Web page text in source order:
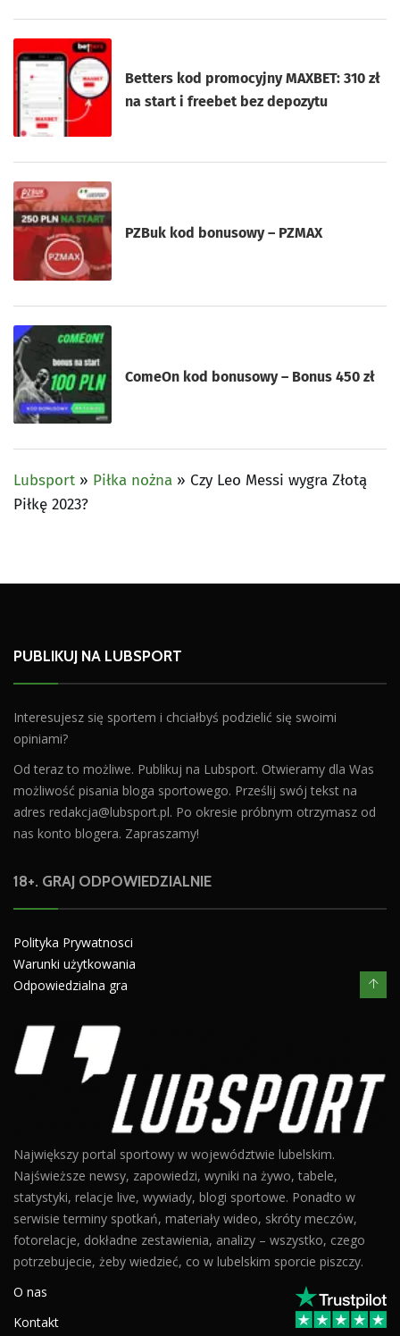
Betters kod promocyjny MAXBET: 310 zł
na start i freebet bez depozytu
PZBuk kod bonusowy – PZMAX
ComeOn kod bonusowy – Bonus 450 zł
Lubsport » Piłka nożna » Czy Leo Messi wygra Złotą
Piłkę 2023?
PUBLIKUJ NA LUBSPORT
Interesujesz się sportem i chciałbyś podzielić się swoimi
opiniami?
Od teraz to możliwe. Publikuj na Lubsport. Otwieramy dla Was
możliwość pisania bloga sportowego. Prześlij swój tekst na
adres redakcja@lubsport.pl. Po okresie próbnym otrzymasz od
nas konto blogera. Zapraszamy!
18+. GRAJ ODPOWIEDZIALNIE
Polityka Prywatnosci
Warunki użytkowania
Odpowiedzialna gra
Największy portal sportowy w województwie lubelskim.
Najświeższe newsy, zapowiedzi, wyniki na żywo, tabele,
statystyki, relacje live, wywiady, blogi sportowe. Ponadto w
serwisie terminy spotkań, materiały wideo, skróty meczów,
fotorelacje, dokładne zestawienia, analizy – wszystko, czego
potrzebujecie, żeby wiedzieć, co w lubelskim sporcie piszczy.
O nas
Kontakt